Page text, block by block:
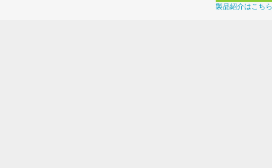
製品紹介はこちら